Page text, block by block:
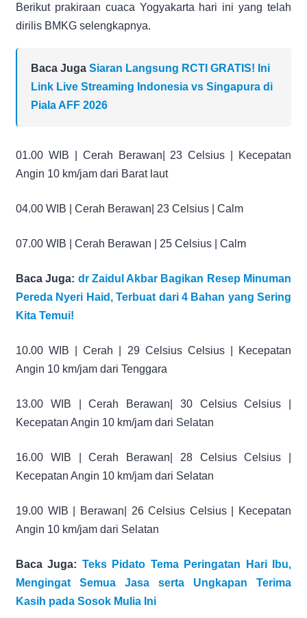
Berikut prakiraan cuaca Yogyakarta hari ini yang telah
dirilis BMKG selengkapnya.
Baca Juga Siaran Langsung RCTI GRATIS! Ini
Link Live Streaming Indonesia vs Singapura di
Piala AFF 2026
01.00 WIB | Cerah Berawan| 23 Celsius | Kecepatan
Angin 10 km/jam dari Barat laut
04.00 WIB | Cerah Berawan| 23 Celsius | Calm
07.00 WIB | Cerah Berawan | 25 Celsius | Calm
Baca Juga: dr Zaidul Akbar Bagikan Resep Minuman
Pereda Nyeri Haid, Terbuat dari 4 Bahan yang Sering
Kita Temui!
10.00 WIB | Cerah | 29 Celsius Celsius | Kecepatan
Angin 10 km/jam dari Tenggara
13.00 WIB | Cerah Berawan| 30 Celsius Celsius |
Kecepatan Angin 10 km/jam dari Selatan
16.00 WIB | Cerah Berawan| 28 Celsius Celsius |
Kecepatan Angin 10 km/jam dari Selatan
19.00 WIB | Berawan| 26 Celsius Celsius | Kecepatan
Angin 10 km/jam dari Selatan
Baca Juga: Teks Pidato Tema Peringatan Hari Ibu,
Mengingat Semua Jasa serta Ungkapan Terima
Kasih pada Sosok Mulia Ini